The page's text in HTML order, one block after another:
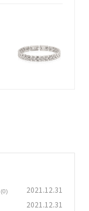
(0) 2021.12.31
2021.12.31